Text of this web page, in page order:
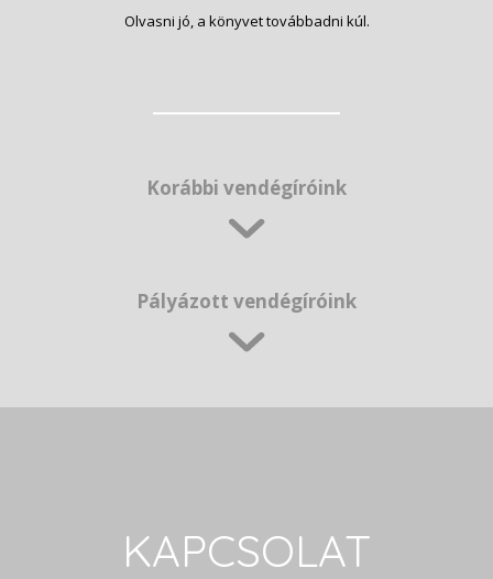
Olvasni jó, a könyvet továbbadni kúl.
Korábbi vendégíróink
Pályázott vendégíróink
KAPCSOLAT